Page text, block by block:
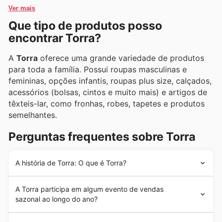
Ver mais
Que tipo de produtos posso
encontrar Torra?
A Torra oferece uma grande variedade de produtos
para toda a família. Possui roupas masculinas e
femininas, opções infantis, roupas plus size, calçados,
acessórios (bolsas, cintos e muito mais) e artigos de
têxteis-lar, como fronhas, robes, tapetes e produtos
semelhantes.
Perguntas frequentes sobre Torra
A história de Torra: O que é Torra?
líder de moda no Brasil, com foco no segmento de baixo
preço. ATorrapossui mais de 60 lojas em 12 estados e
continua crescendo dia a dia. A marca aposta em
A Torra participa em algum evento de vendas
sazonal ao longo do ano?